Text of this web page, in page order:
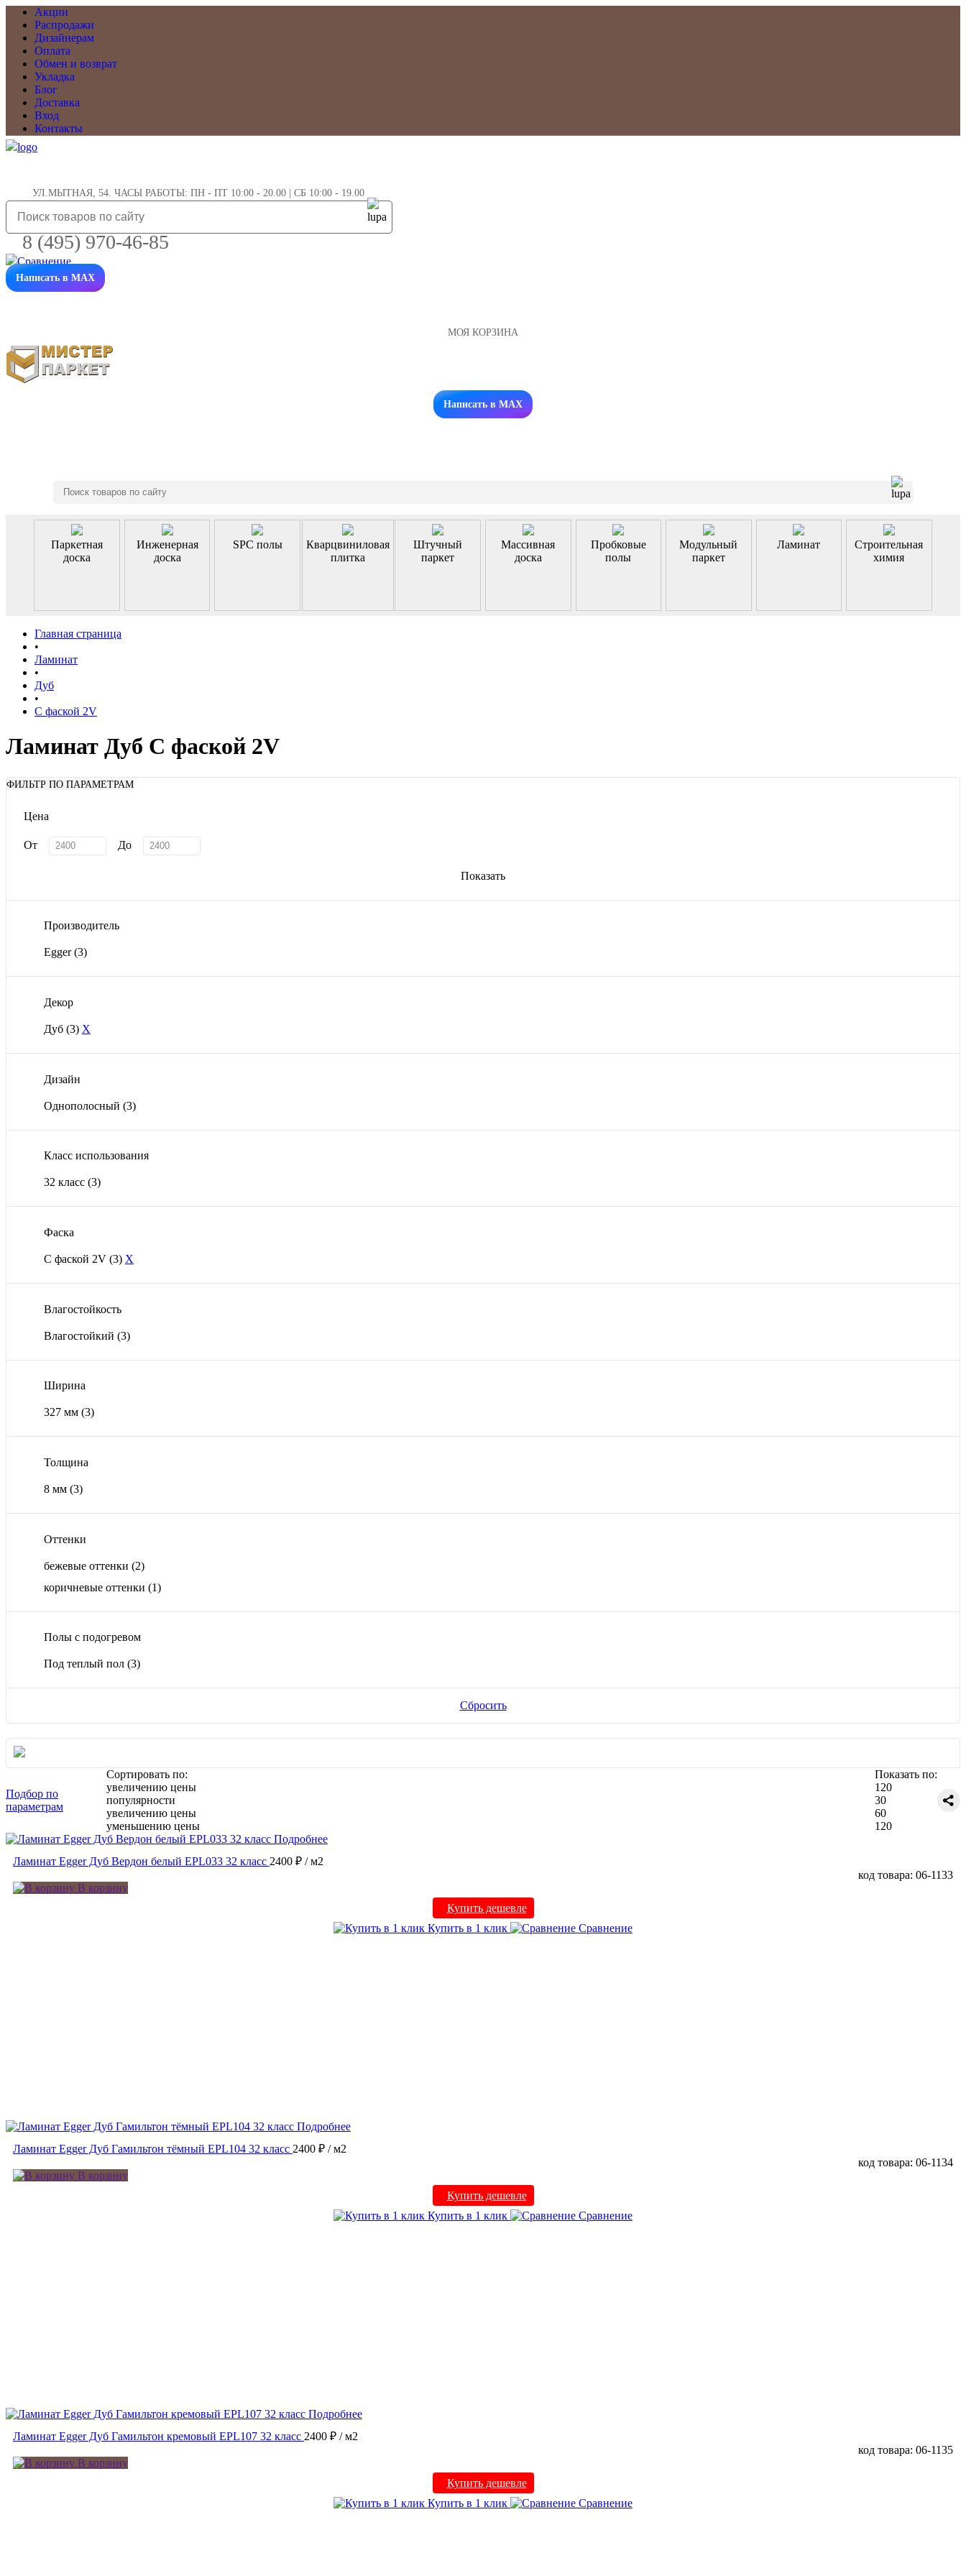
Акции
Распродажи
Дизайнерам
Оплата
Обмен и возврат
Укладка
Блог
Доставка
Вход
Контакты
УЛ.МЫТНАЯ, 54. ЧАСЫ РАБОТЫ: ПН - ПТ 10:00 - 20.00 | СБ 10:00 - 19.00
8 (495) 970-46-85
Написать в MAX
МОЯ КОРЗИНА
Заказать звонок
Написать в MAX
Паркетная
доска
Инженерная
доска
SPC полы
Кварцвиниловая
плитка
Штучный
паркет
Массивная
доска
Пробковые
полы
Модульный
паркет
Ламинат
Строительная
химия
Главная страница
•
Ламинат
•
Дуб
•
С фаской 2V
Ламинат Дуб С фаской 2V
ФИЛЬТР ПО ПАРАМЕТРАМ
Цена
От До
Показать
Производитель
Egger(3)
Декор
Дуб (3) X
Дизайн
Однополосный (3)
Класс использования
32 класс (3)
Фаска
С фаской 2V (3) X
Влагостойкость
Влагостойкий (3)
Ширина
327 мм (3)
Толщина
8 мм (3)
Оттенки
бежевые оттенки (2)
коричневые оттенки (1)
Полы с подогревом
Под теплый пол (3)
Сбросить
Подбор по
параметрам
Сортировать по:
увеличению цены
популярности
увеличению цены
уменьшению цены
Показать по:
120
30
60
120
Подробнее
Ламинат Egger Дуб Вердон белый EPL033 32 класс 2400 ₽ / м2
код товара: 06-1133
В корзину
Купить дешевле
Купить в 1 клик
Сравнение
Подробнее
Ламинат Egger Дуб Гамильтон тёмный EPL104 32 класс 2400 ₽ / м2
код товара: 06-1134
В корзину
Купить дешевле
Купить в 1 клик
Сравнение
Подробнее
Ламинат Egger Дуб Гамильтон кремовый EPL107 32 класс 2400 ₽ / м2
код товара: 06-1135
В корзину
Купить дешевле
Купить в 1 клик
Сравнение